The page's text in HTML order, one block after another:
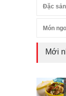
Đặc
Món
Mới